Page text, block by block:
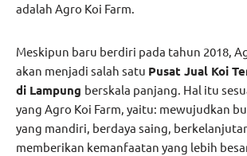
adalah Agro Koi Farm.
Meskipun baru berdiri pada tahun 2018,
akan menjadi salah satu Pusat Jual Koi
di Lampung berskala panjang. Hal itu
yang Agro Koi Farm, yaitu: mewujudkan
yang mandiri, berdaya saing,
memberikan kemanfaatan yang lebih